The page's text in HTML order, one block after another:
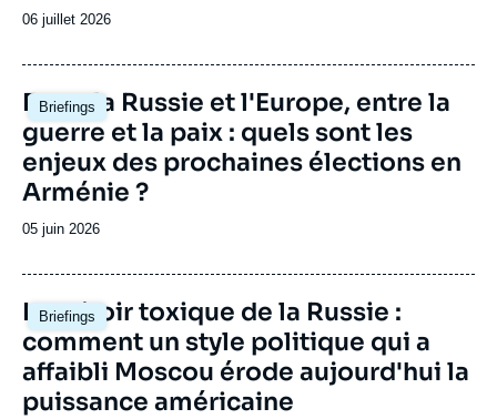
Date
publication
06 juillet 2026
Briefings
Image
principale
Entre la Russie et l'Europe, entre la
guerre et la paix : quels sont les
enjeux des prochaines élections en
Arménie ?
Date
publication
05 juin 2026
Briefings
Image
principale
Le miroir toxique de la Russie :
comment un style politique qui a
affaibli Moscou érode aujourd'hui la
puissance américaine